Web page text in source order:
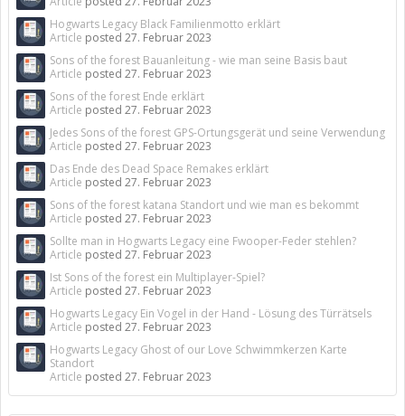
Hogwarts Legacy Black Familienmotto erklärt
Article posted 27. Februar 2023
Sons of the forest Bauanleitung - wie man seine Basis baut
Article posted 27. Februar 2023
Sons of the forest Ende erklärt
Article posted 27. Februar 2023
Jedes Sons of the forest GPS-Ortungsgerät und seine Verwendung
Article posted 27. Februar 2023
Das Ende des Dead Space Remakes erklärt
Article posted 27. Februar 2023
Sons of the forest katana Standort und wie man es bekommt
Article posted 27. Februar 2023
Sollte man in Hogwarts Legacy eine Fwooper-Feder stehlen?
Article posted 27. Februar 2023
Ist Sons of the forest ein Multiplayer-Spiel?
Article posted 27. Februar 2023
Hogwarts Legacy Ein Vogel in der Hand - Lösung des Türrätsels
Article posted 27. Februar 2023
Hogwarts Legacy Ghost of our Love Schwimmkerzen Karte
Standort
Article posted 27. Februar 2023